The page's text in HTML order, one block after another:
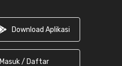
Download Aplikasi
Masuk / Daftar